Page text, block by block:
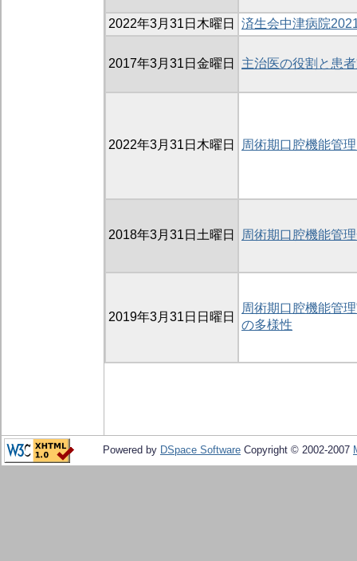
2022年3月31日木曜日 済生会中津病院
2017年3月31日金曜日 主治医の役割と患
2022年3月31日木曜日 周術期口腔機能管
2018年3月31日土曜日 周術期口腔機能管
2019年3月31日日曜日
周術期口腔機能管
の多様性
Powered by DSpace Software Copyright © 2002-2007